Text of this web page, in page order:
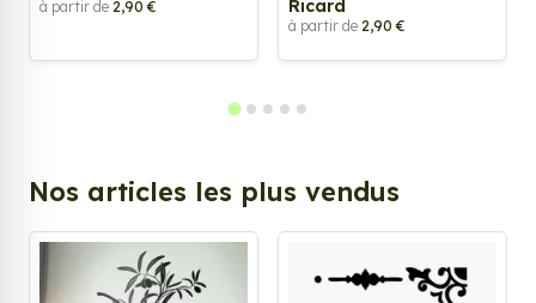
à partir de 2,90 €
Ricard
à partir de 2,90 €
Nos articles les plus vendus